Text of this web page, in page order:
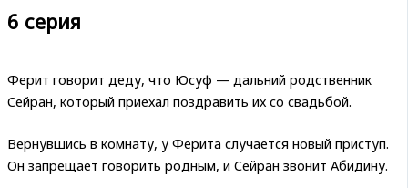
6 серия
Ферит говорит деду, что Юсуф — дальний родственник
Сейран, который приехал поздравить их со свадьбой.
Вернувшись в комнату, у Ферита случается новый приступ.
Он запрещает говорить родным, и Сейран звонит Абидину.